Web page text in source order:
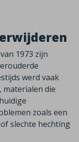
1973 zijn
werd vaak
materialen die
zoals een
slechte hechting